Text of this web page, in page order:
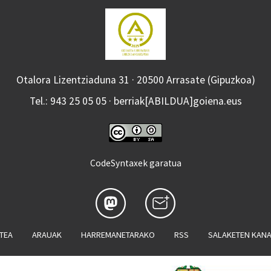
Otalora Lizentziaduna 31 · 20500 Arrasate (Gipuzkoa)
Tel.: 943 25 05 05 · berriak[ABILDUA]goiena.eus
CodeSyntaxek garatua
ARAUAK HARREMANETARAKO RSS SALAKETEN